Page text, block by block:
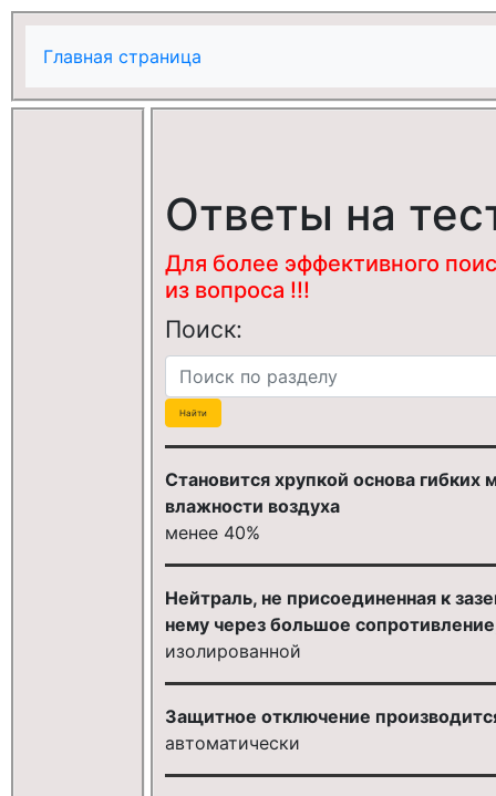
Главная страница
Ответы на
Для более эффективного
из вопроса !!!
Поиск:
Становится хрупкой основа гибких
влажности воздуха
менее 40%
Нейтраль, не присоединенная к
нему через большое
изолированной
Защитное отключение
автоматически